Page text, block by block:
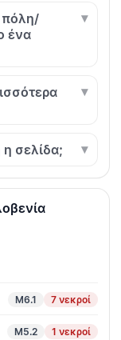
πόλη/
ένα
σελίδα;
M6.1 7 νεκροί
M5.2 1 νεκροί